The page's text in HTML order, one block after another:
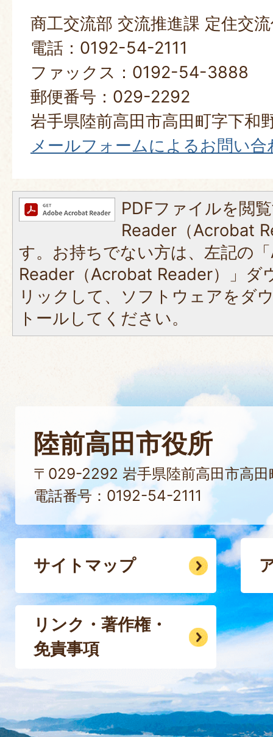
商工交流部 交流推進課 定住交
電話：0192-54-2111
ファックス：0192-54-3888
郵便番号：029-2292
岩手県陸前高田市高田町字下和
メールフォームによるお問い合
PDFファイルを閲
Reader（Acrobat
す。お持ちでない方は、左記の
Reader（Acrobat Reader）」ダ
リックして、ソフトウェアをダ
トールしてください。
陸前高田市役所
〒029-2292 岩手県陸前高田市高田
電話番号：0192-54-2111
サイトマップ
リンク・著作権・
免責事項